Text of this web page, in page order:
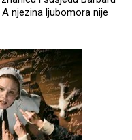
njezina ljubomora nije